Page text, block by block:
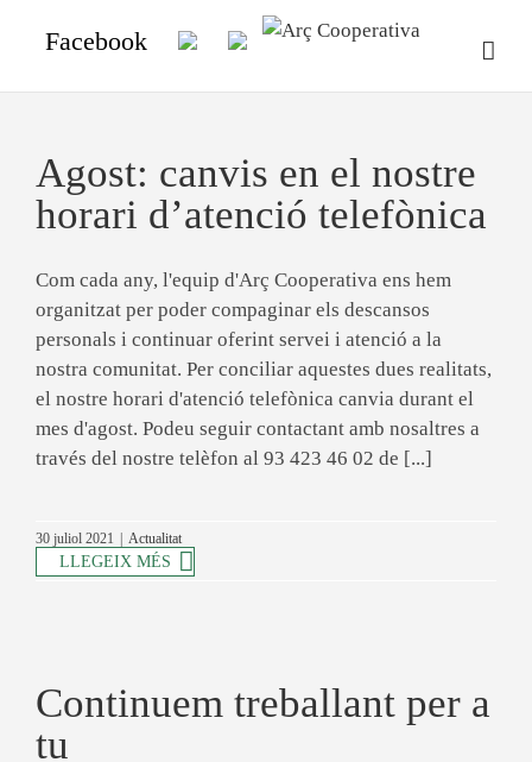
Facebook
Agost: canvis en el nostre
horari d’atenció telefònica
Com cada any, l'equip d'Arç Cooperativa ens hem
organitzat per poder compaginar els descansos
personals i continuar oferint servei i atenció a la
nostra comunitat. Per conciliar aquestes dues realitats,
el nostre horari d'atenció telefònica canvia durant el
mes d'agost. Podeu seguir contactant amb nosaltres a
través del nostre telèfon al 93 423 46 02 de [...]
30 juliol 2021 Actualitat
LLEGEIX MÉS
Continuem treballant per a
tu